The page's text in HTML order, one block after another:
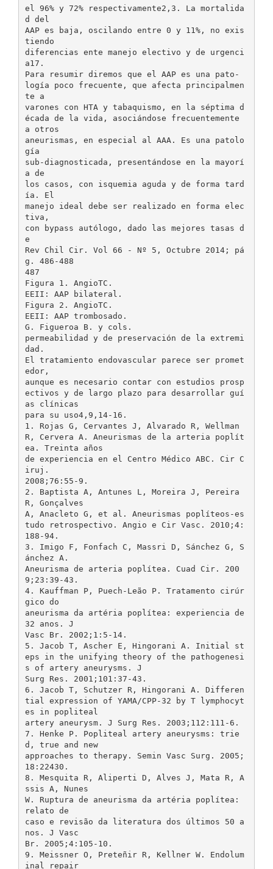
el 96% y 72% respectivamente2,3. La mortalida
d del
AAP es baja, oscilando entre 0 y 11%, no exis
tiendo
diferencias ente manejo electivo y de urgenci
a17.
Para resumir diremos que el AAP es una pato-
logía poco frecuente, que afecta principalmen
te a
varones con HTA y tabaquismo, en la séptima d
écada de la vida, asociándose frecuentemente
a otros
aneurismas, en especial al AAA. Es una patolo
gía
sub-diagnosticada, presentándose en la mayorí
a de
los casos, con isquemia aguda y de forma tard
ía. El
manejo ideal debe ser realizado en forma elec
tiva,
con bypass autólogo, dado las mejores tasas d
e
Rev Chil Cir. Vol 66 - Nº 5, Octubre 2014; pá
g. 486-488
487
Figura 1. AngioTC.
EEII: AAP bilateral.
Figura 2. AngioTC.
EEII: AAP trombosado.
G. Figueroa B. y cols.
permeabilidad y de preservación de la extremi
dad.
El tratamiento endovascular parece ser promet
edor,
aunque es necesario contar con estudios prosp
ectivos y de largo plazo para desarrollar guí
as clínicas
para su uso4,9,14-16.
1. Rojas G, Cervantes J, Alvarado R, Wellman
R, Cervera A. Aneurismas de la arteria poplít
ea. Treinta años
de experiencia en el Centro Médico ABC. Cir C
iruj.
2008;76:55-9.
2. Baptista A, Antunes L, Moreira J, Pereira
R, Gonçalves
A, Anacleto G, et al. Aneurismas poplíteos-es
tudo retrospectivo. Angio e Cir Vasc. 2010;4:
188-94.
3. Imigo F, Fonfach C, Massri D, Sánchez G, S
ánchez A.
Aneurisma de arteria poplítea. Cuad Cir. 200
9;23:39-43.
4. Kauffman P, Puech-Leão P. Tratamento cirúr
gico do
aneurisma da artéria poplítea: experiencia de
32 anos. J
Vasc Br. 2002;1:5-14.
5. Jacob T, Ascher E, Hingorani A. Initial st
eps in the unifying theory of the pathogenesi
s of artery aneurysms. J
Surg Res. 2001;101:37-43.
6. Jacob T, Schutzer R, Hingorani A. Differen
tial expression of YAMA/CPP-32 by T lymphocyt
es in popliteal
artery aneurysm. J Surg Res. 2003;112:111-6.
7. Henke P. Popliteal artery aneurysms: trie
d, true and new
approaches to therapy. Semin Vasc Surg. 2005;
18:22430.
8. Mesquita R, Aliperti D, Alves J, Mata R, A
ssis A, Nunes
W. Ruptura de aneurisma da artéria poplítea:
relato de
caso e revisão da literatura dos últimos 50 a
nos. J Vasc
Br. 2005;4:105-10.
9. Meissner O, Preteñir R, Kellner W. Endolum
inal repair